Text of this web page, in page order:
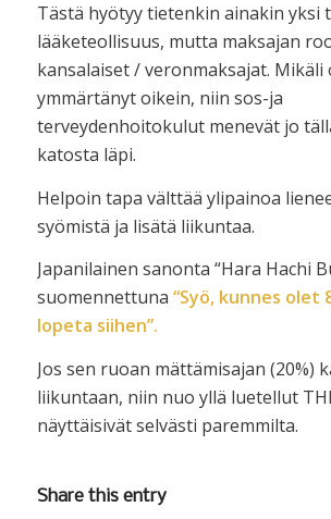
Tästä hyötyy tietenkin ainakin yksi
lääketeollisuus, mutta maksajan
kansalaiset / veronmaksajat. Mikäli
ymmärtänyt oikein, niin sos-ja
terveydenhoitokulut menevät jo
katosta läpi.
Helpoin tapa välttää ylipainoa
syömistä ja lisätä liikuntaa.
Japanilainen sanonta “Hara Hachi
suomennettuna “Syö, kunnes olet
lopeta siihen”.
Jos sen ruoan mättämisajan (20%)
liikuntaan, niin nuo yllä luetellut
näyttäisivät selvästi paremmilta.
Share this entry